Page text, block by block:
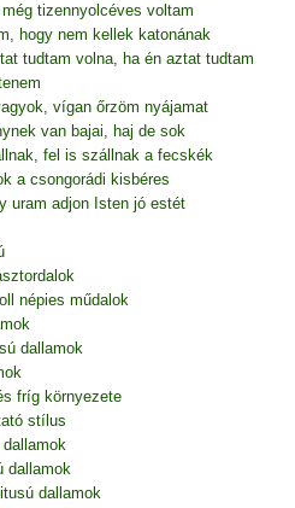
még tizennyolcéves voltam
hogy nem kellek katonának
tudtam volna, ha én aztat tudtam
vígan őrzöm nyájamat
van bajai, haj de sok
fel is szállnak a fecskék
a csongorádi kisbéres
uram adjon Isten jó estét
népies műdalok
dallamok
fríg környezete
stílus
dallamok
dallamok